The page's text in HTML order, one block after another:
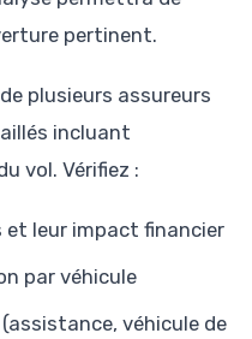
pertinent.
plusieurs assureurs
incluant
vol. Vérifiez :
et leur impact financier
par véhicule
véhicule de